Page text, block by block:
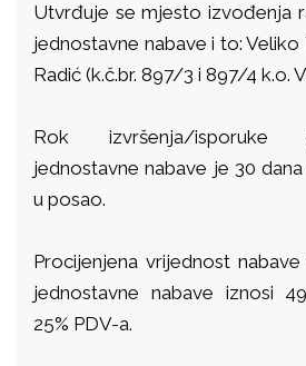
Utvrđuje se mjesto izvođenja
jednostavne nabave i to:
Radić (k.č.br. 897/3 i 897/4 k.o.
Rok izvršenja/isporuke
jednostavne nabave je 30
u posao.
Procijenjena vrijednost
jednostavne nabave iznosi
25% PDV-a.